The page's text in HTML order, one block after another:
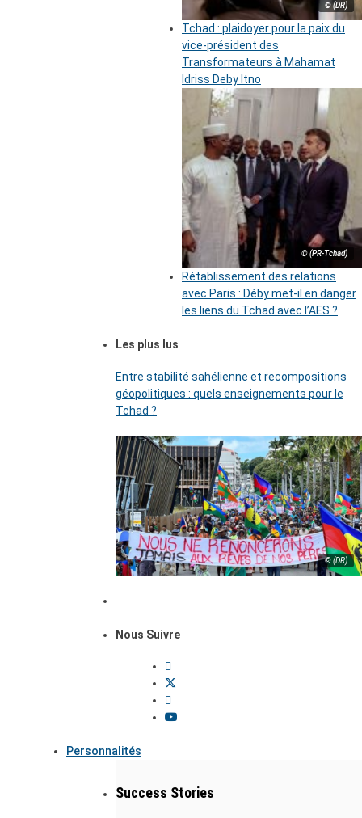
© (DR)
Tchad : plaidoyer pour la paix du
vice-président des
Transformateurs à Mahamat
Idriss Deby Itno
© (PR-Tchad)
Rétablissement des relations
avec Paris : Déby met-il en danger
les liens du Tchad avec l’AES ?
Les plus lus
Entre stabilité sahélienne et recompositions
géopolitiques : quels enseignements pour le
Tchad ?
© (DR)
Nous Suivre
Personnalités
Success Stories